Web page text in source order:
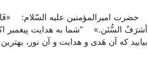
حضرت امیرالمؤمنین علیه السّلام:
أشرَفُ السُّنَن.» ”شما به هدایت پیغمبر
بیابید که آن هَدی و هدایت و آن نور،